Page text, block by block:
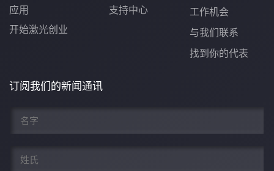
应用
开始激光创业
支持中心
工作机会
与我们联系
找到你的代表
订阅我们的新闻通讯